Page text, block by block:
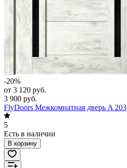
-20%
от 3 120 руб.
3 900 руб.
FlyDoors Межкомнатная дверь A 203
5
Есть в наличии
В корзину